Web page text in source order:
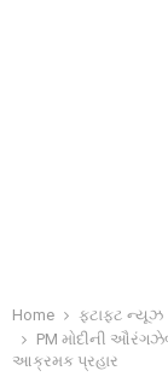
Home
ફટાફટ ન્યૂઝ
PM મોદીની
આક્રમક પ્રહાર